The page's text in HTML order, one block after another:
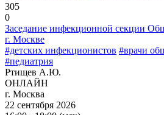
305
0
Заседание инфекционной секции
г. Москве
#детских инфекционистов #врачи
#педиатрия
Ртищев А.Ю.
ОНЛАЙН
г. Москва
22 сентября 2026